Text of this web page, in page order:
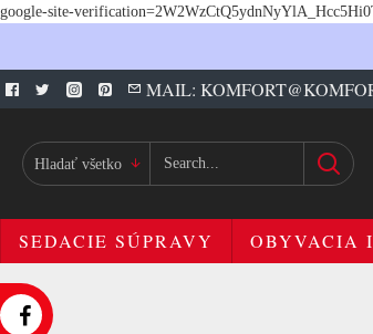
google-site-
MAIL:
Hladať všetko
SEDACIE SÚPRAVY OBYVACIA